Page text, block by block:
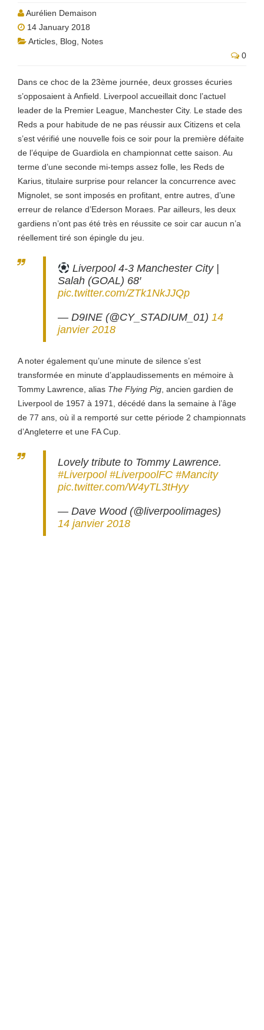
Aurélien Demaison
14 January 2018
Articles Blog
Notes
0
Dans ce choc de la 23ème journée, deux grosses écuries
s’opposaient à Anfield. Liverpool accueillait donc l’actuel
leader de la Premier League, Manchester City. Le stade des
Reds a pour habitude de ne pas réussir aux Citizens et cela
s’est vérifié une nouvelle fois ce soir pour la première défaite
de l’équipe de Guardiola en championnat cette saison. Au
terme d’une seconde mi-temps assez folle, les Reds de
Karius, titulaire surprise pour relancer la concurrence avec
Mignolet, se sont imposés en profitant, entre autres, d’une
erreur de relance d’Ederson Moraes. Par ailleurs, les deux
gardiens n’ont pas été très en réussite ce soir car aucun n’a
réellement tiré son épingle du jeu.
Liverpool 4-3 Manchester City |
Salah (GOAL) 68′
pic.twitter.com/ZTk1NkJJQp
— D9INE (@CY_STADIUM_01) 14
janvier 2018
A noter également qu’une minute de silence s’est
transformée en minute d’applaudissements en mémoire à
Tommy Lawrence, alias The Flying Pig , ancien gardien de
Liverpool de 1957 à 1971, décédé dans la semaine à l’âge
de 77 ans, où il a remporté sur cette période 2 championnats
d’Angleterre et une FA Cup.
Lovely tribute to Tommy Lawrence.
#Liverpool #LiverpoolFC #Mancity
pic.twitter.com/W4yTL3tHyy
— Dave Wood (@liverpoolimages)
14 janvier 2018